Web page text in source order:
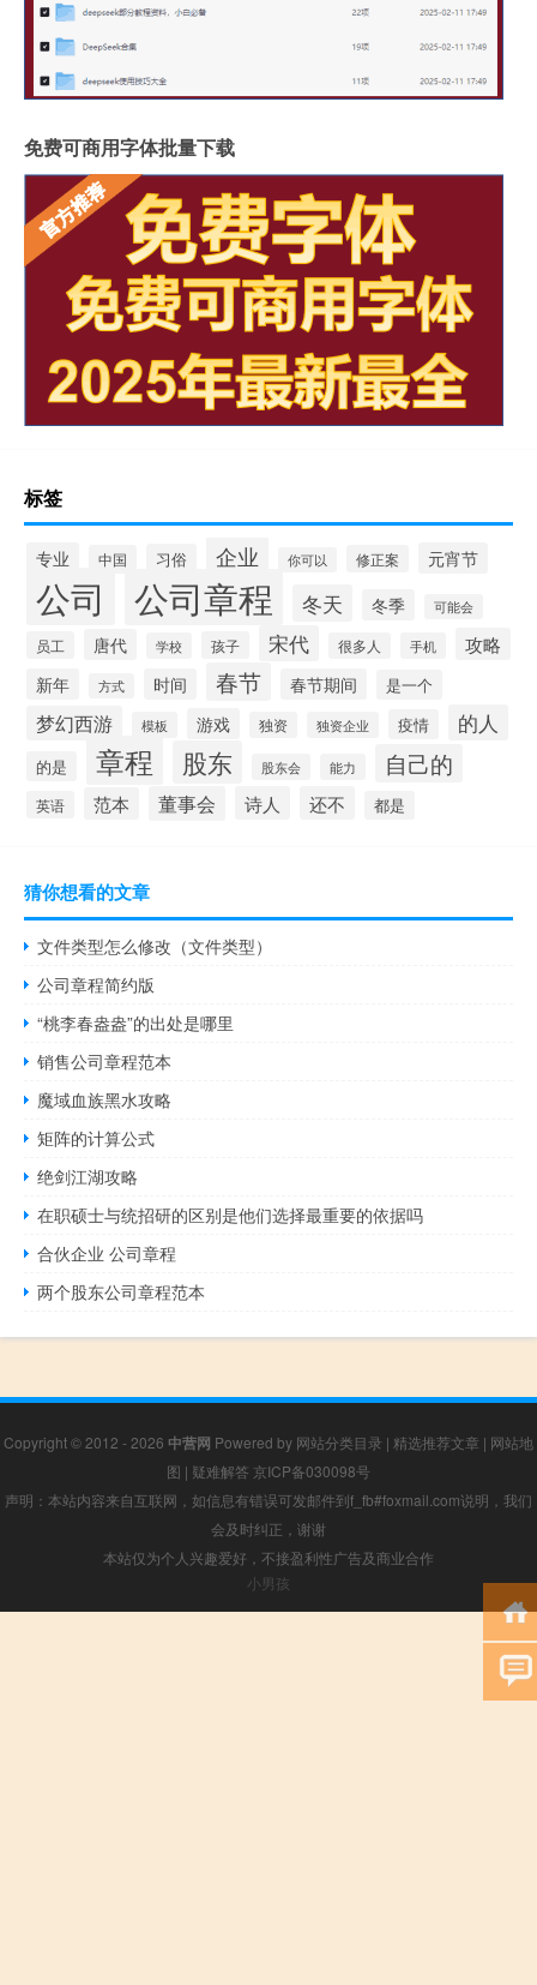
免费可商用字体批量下载
标签
专业 中国 习俗 企业 你可以 修正案 元宵节
公司 公司章程 冬天 冬季 可能会
员工 唐代 学校 孩子 宋代 很多人 手机 攻略
新年 方式 时间 春节 春节期间 是一个
梦幻西游 模板 游戏 独资 独资企业 疫情 的人
的是 章程 股东 股东会 能力 自己的
英语 范本 董事会 诗人 还不 都是
猜你想看的文章
文件类型怎么修改（文件类型）
公司章程简约版
“桃李春盎盎”的出处是哪里
销售公司章程范本
魔域血族黑水攻略
矩阵的计算公式
绝剑江湖攻略
在职硕士与统招研的区别是他们选择最重要的依据吗
合伙企业 公司章程
两个股东公司章程范本
Copyright © 2012 - 2026 中营网 Powered by 网站分类目录 | 精选推荐文章 | 网站地
图 | 疑难解答 京ICP备030098号
声明：本站内容来自互联网，如信息有错误可发邮件到f_fb#foxmail.com说明，我们
会及时纠正，谢谢
本站仅为个人兴趣爱好，不接盈利性广告及商业合作
小男孩